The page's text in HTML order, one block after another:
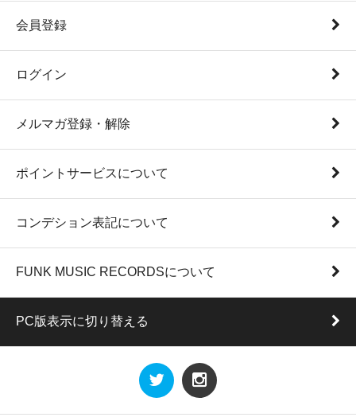
会員登録
ログイン
メルマガ登録・解除
ポイントサービスについて
コンデション表記について
FUNK MUSIC RECORDSについて
PC版表示に切り替える